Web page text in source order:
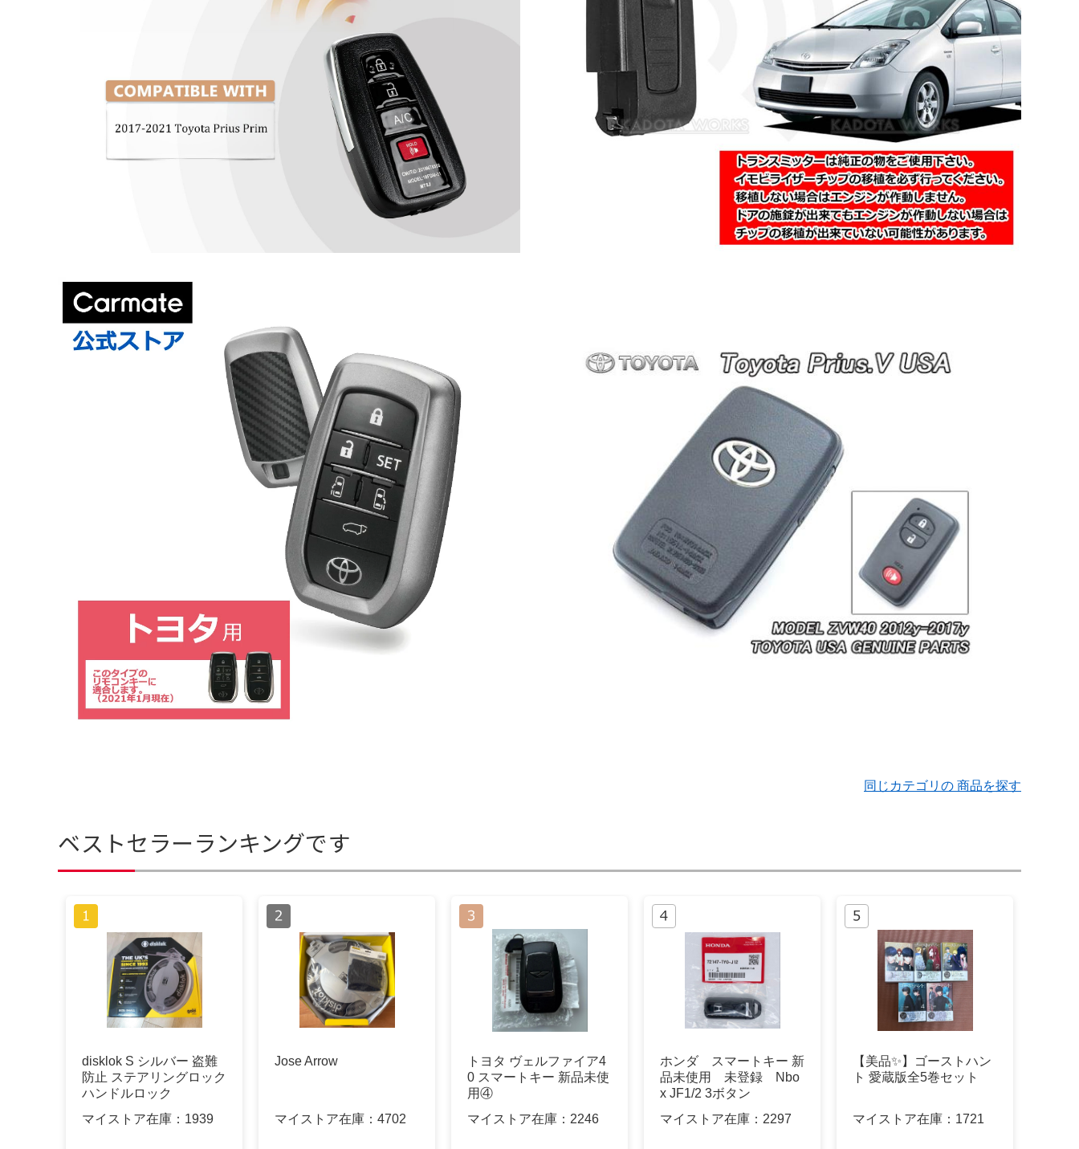
同じカテゴリの 商品を探す
ベストセラーランキングです
disklok S シルバー 盗難
防止 ステアリングロック
ハンドルロック
マイストア在庫： 1939
Jose Arrow
マイストア在庫： 4702
トヨタ ヴェルファイア4
0 スマートキー 新品未使
用④
マイストア在庫： 2246
ホンダ スマートキー 新
品未使用 未登録 Nbo
x JF1/2 3ボタン
マイストア在庫： 2297
【美品✨】ゴーストハン
ト 愛蔵版全5巻セット
マイストア在庫： 1721